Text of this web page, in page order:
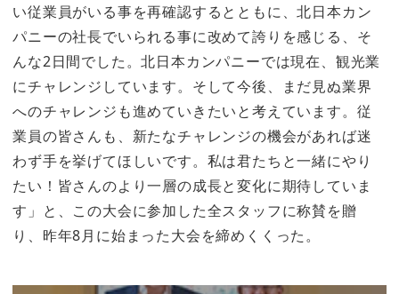
い従業員がいる事を再確認するとともに、北日本カン
パニーの社長でいられる事に改めて誇りを感じる、そ
んな2日間でした。北日本カンパニーでは現在、観光業
にチャレンジしています。そして今後、まだ見ぬ業界
へのチャレンジも進めていきたいと考えています。従
業員の皆さんも、新たなチャレンジの機会があれば迷
わず手を挙げてほしいです。私は君たちと一緒にやり
たい！皆さんのより一層の成長と変化に期待していま
す」と、この大会に参加した全スタッフに称賛を贈
り、昨年8月に始まった大会を締めくくった。